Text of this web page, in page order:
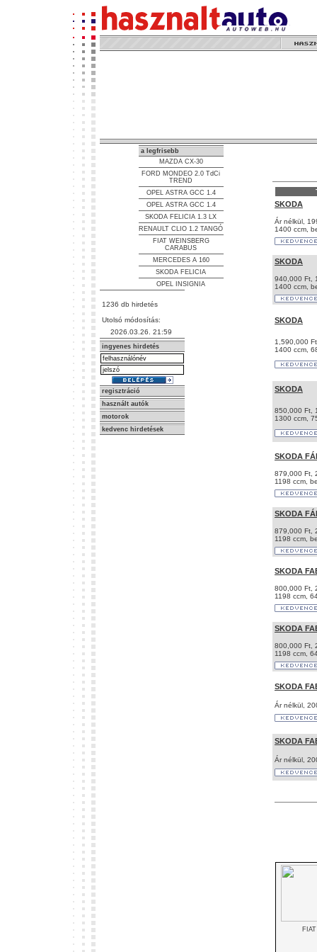
a legfrisebb
MAZDA CX-30
FORD MONDEO 2.0 TdCi
TREND
OPEL ASTRA GCC 1.4
OPEL ASTRA GCC 1.4
SKODA FELICIA 1.3 LX
RENAULT CLIO 1.2 TANGÓ
FIAT WEINSBERG
CARABUS
MERCEDES A 160
SKODA FELICIA
OPEL INSIGNIA
1236 db hirdetés
Utolsó módosítás:
2026.03.26. 21:59
ingyenes hirdetés
regisztráció
használt autók
motorok
kedvenc hirdetések
SKODA
Ár nélkül,
1400 ccm,
SKODA
940,000 Ft,
1400 ccm,
SKODA
1,590,000
1400 ccm,
SKODA
850,000 Ft,
1300 ccm,
SKODA
879,000 Ft,
1198 ccm,
SKODA
879,000 Ft,
1198 ccm,
SKODA
800,000 Ft,
1198 ccm,
SKODA
800,000 Ft,
1198 ccm,
SKODA
Ár nélkül,
SKODA
Ár nélkül,
FIAT